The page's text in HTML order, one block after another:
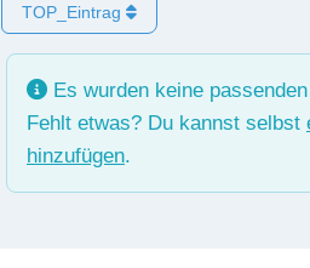
TOP_Eintrag
Es wurden keine
Fehlt etwas? Du kannst selbst
hinzufügen.